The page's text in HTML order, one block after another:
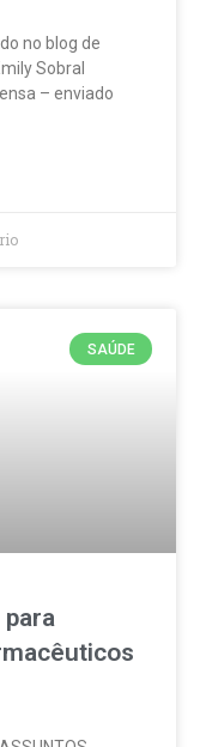
no blog de
Sobral
– enviado
SAÚDE